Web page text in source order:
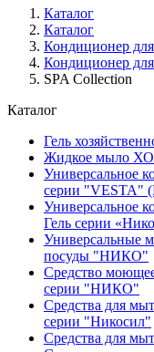
Каталог
Каталог
Кондиционер для
Кондиционер
SPA Collection
Каталог
Гель
Жидкое мыло
Универсальное
серии "VESTA"
Универсальное
Гель серии
Универсальные
посуды "НИКО"
Средство
серии "НИКО"
Средства для
серии "Никосил"
Средства для